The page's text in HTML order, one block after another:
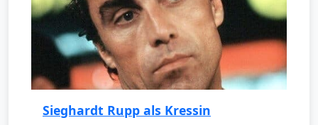
Sieghardt Rupp als Kressin